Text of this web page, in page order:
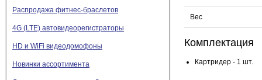
Распродажа фитнес-браслетов
4G (LTE) автовидеорегистраторы
HD и WiFi видеодомофоны
Новинки ассортимента
Вес
Комплектация
Картридер - 1 шт.